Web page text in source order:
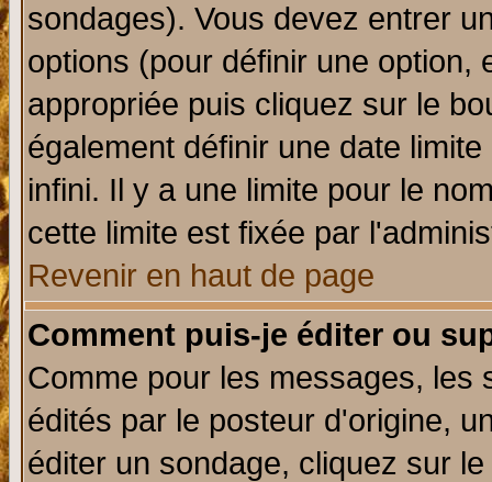
sondages). Vous devez entrer
options (pour définir une option,
appropriée puis cliquez sur le
également définir une date
infini. Il y a une limite pour le
cette limite est fixée par
Revenir en haut de page
Comment puis-je éditer ou
Comme pour les messages, les
édités par le posteur d'origine,
éditer un sondage, cliquez sur